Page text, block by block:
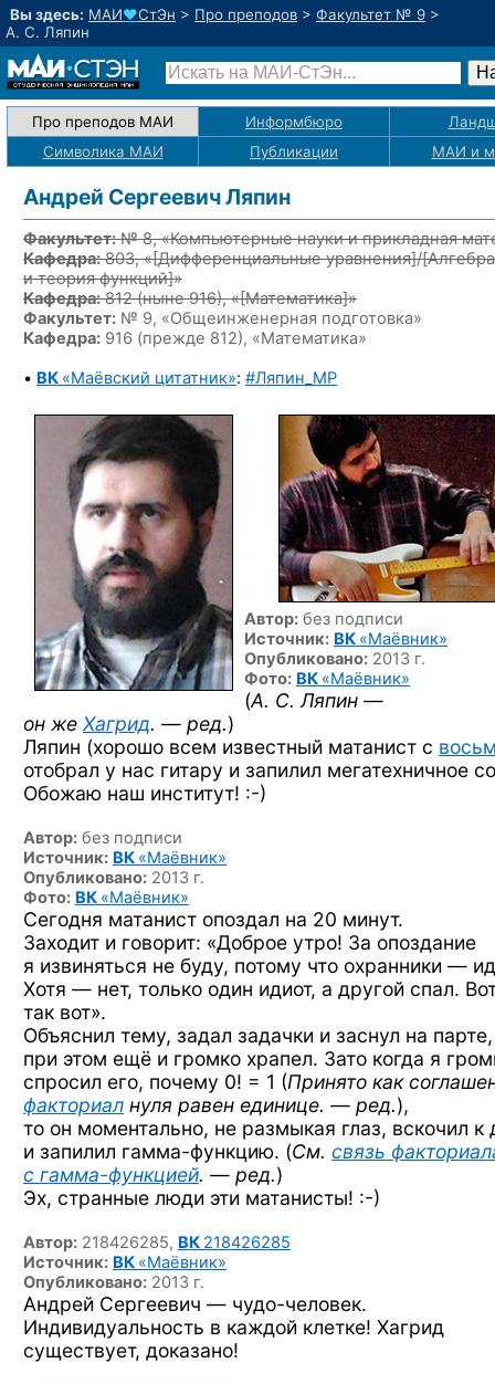
Вы здесь: МАИ♥СтЭн > Про преподов > Факультет № 9 >
А. С. Ляпин
Про преподов МАИ Информбюро
Символика МАИ
Публикации МАИ и
Андрей Сергеевич Ляпин
Факультет:№ 8, «Компьютерные науки и прикладная
Кафедра:803, «[Дифференциальные уравнения]/[Алгебра
и теория функций]»
Кафедра:812(ныне 916), «[Математика]»
Факультет: № 9, «Общеинженерная подготовка»
Кафедра: 916 (прежде 812), «Математика»
• ВК «Маёвский цитатник»: #Ляпин_MP
Автор: без подписи
Источник: ВК «Маёвник»
Опубликовано: 2013 г.
Фото: ВК «Маёвник»
(А. С. Ляпин —
он же Хагрид. — ред.)
Ляпин (хорошо всем известный матанист с
отобрал у нас гитару и запилил мегатехничное
Обожаю наш институт! :-)
Автор: без подписи
Источник: ВК «Маёвник»
Опубликовано: 2013 г.
Фото: ВК «Маёвник»
Сегодня матанист опоздал на 20 минут.
Заходит и говорит: «Доброе утро! За опоздание
я извиняться не буду, потому что охранники —
Хотя — нет, только один идиот, а другой спал.
так вот».
Объяснил тему, задал задачки и заснул на парте,
при этом ещё и громко храпел. Зато когда я
спросил его, почему 0! = 1 (Принято как
факториал нуля равен единице. — ред.),
то он моментально, не размыкая глаз, вскочил к
и запилил гамма-функцию. (См. связь
с гамма-функцией. — ред.)
Эх, странные люди эти матанисты! :-)
Автор: 218426285, ВК 218426285
Источник: ВК «Маёвник»
Опубликовано: 2013 г.
Андрей Сергеевич — чудо-человек.
Индивидуальность в каждой клетке! Хагрид
существует, доказано!